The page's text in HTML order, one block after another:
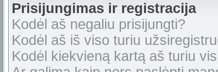
Prisijungimas ir registracija
Kodėl aš negaliu prisijungti?
Kodėl aš iš viso turiu
Kodėl kiekvieną kartą aš turiu